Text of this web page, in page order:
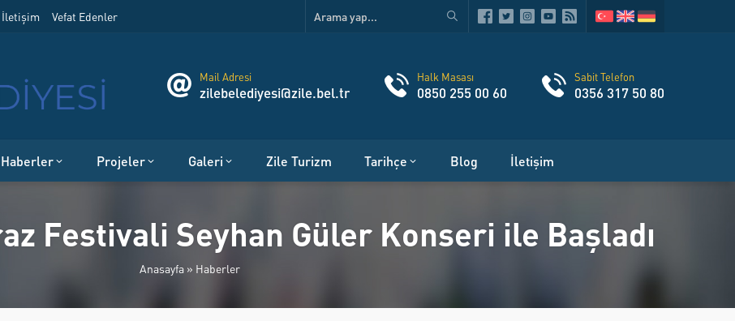
İletişim Vefat Edenler
Mail Adresi
zilebelediyesi@zile.bel.tr
Halk Masası
0850 255 00 60
Sabit Telefon
0356 317 50 80
Haberler Projeler Galeri Zile Turizm Tarihçe Blog İletişim
Festivali Seyhan Güler Konseri ile Başladı
Anasayfa » Haberler